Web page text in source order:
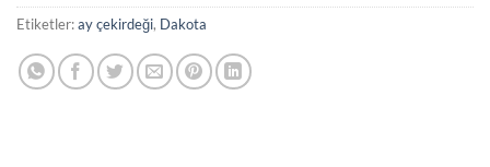
Etiketler:ay çekirdeği, Dakota